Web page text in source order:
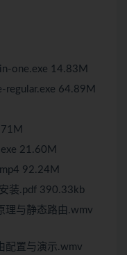
one.exe 14.83M
64.89M
21.60M
92.24M
装.pdf 390.33kb
理与静态路由.wmv
配置与演示.wmv